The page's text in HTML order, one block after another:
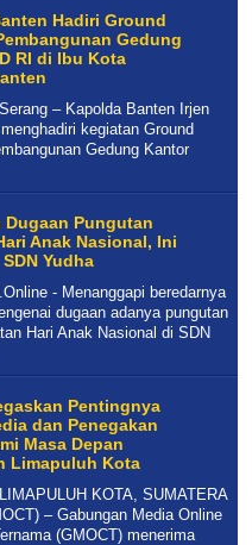
Hadiri Ground
Gedung
RI di Ibu Kota
– Kapolda Banten Irjen
kegiatan Ground
Gedung Kantor
Dugaan Pungutan
Anak Nasional, Ini
Yudha
- Menanggapi beredarnya
dugaan adanya pungutan
Hari Anak Nasional di SDN
Pentingnya
dan Penegakan
Masa Depan
Limapuluh Kota
KOTA, SUMATERA
– Gabungan Media Online
(GMOCT) menerima